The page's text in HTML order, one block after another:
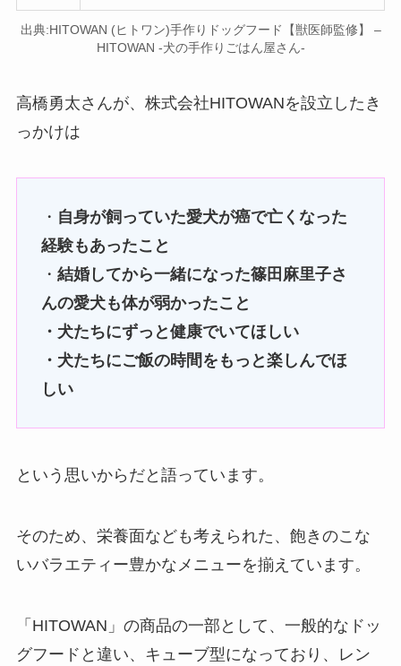
出典:HITOWAN (ヒトワン)手作りドッグフード【獣医師監修】 –
HITOWAN -犬の手作りごはん屋さん-
高橋勇太さんが、株式会社HITOWANを設立したき
っかけは
・ 自身が飼っていた愛犬が癌で亡くなった
経験もあったこと
・ 結婚してから一緒になった篠田麻里子さ
んの愛犬も体が弱かったこと
・犬たちにずっと健康でいてほしい
・犬たちにご飯の時間をもっと楽しんでほ
しい
という思いからだと語っています。
そのため、栄養面なども考えられた、飽きのこな
いバラエティー豊かなメニューを揃えています。
「HITOWAN」の商品の一部として、一般的なドッ
グフードと違い、キューブ型になっており、レン